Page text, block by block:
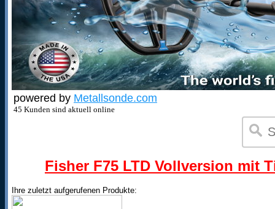
powered by Metallsonde.com
45 Kunden sind aktuell online
Fisher F75 LTD Vollversion mit
Ihre zuletzt aufgerufenen Produkte: